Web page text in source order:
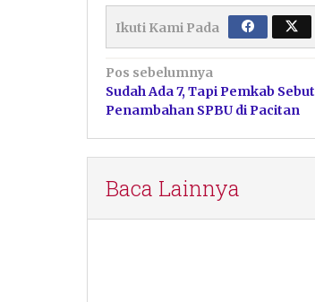
Ikuti Kami Pada
Navigasi
pos
Pos sebelumnya
Sudah Ada 7, Tapi Pemkab
Penambahan SPBU di Pacitan
Baca Lainnya